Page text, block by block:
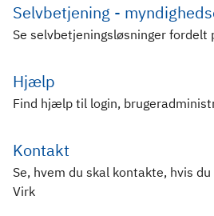
Selvbetjening -
Se selvbetjeningsløsninger fordelt
Hjælp
Find hjælp til login,
Kontakt
Se, hvem du skal kontakte, hvis
Virk